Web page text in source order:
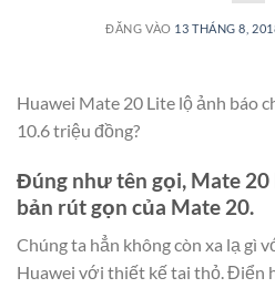
ĐĂNG VÀO 13 THÁNG 8,
Huawei Mate 20 Lite lộ ảnh báo
10.6 triệu đồng?
Đúng như tên gọi, Mate 20
bản rút gọn của Mate 20.
Chúng ta hẳn không còn xa lạ gì
Huawei với thiết kế tai thỏ. Điển